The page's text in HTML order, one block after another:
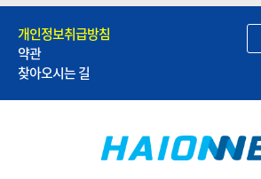
개인정보취급방침
약관
찾아오시는 길